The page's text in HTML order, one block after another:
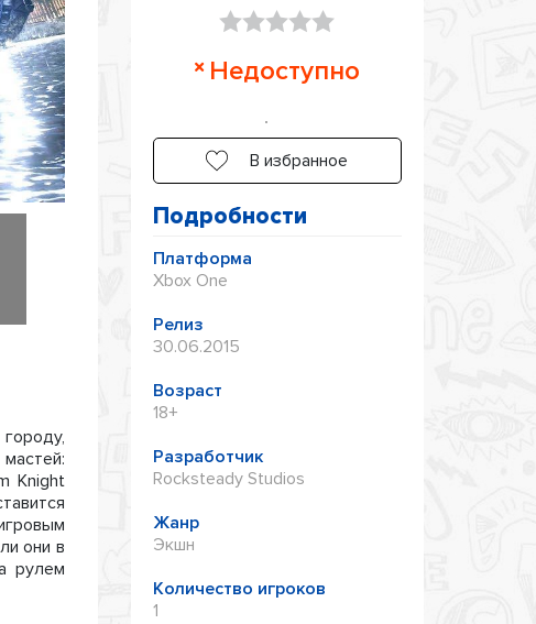
Knight
они в
рулем
5
Недоступно
В избранное
Подробности
Платформа
Xbox One
Релиз
30.06.2015
Возраст
18+
Разработчик
Rocksteady Studios
Жанр
Экшн
Количество игроков
1